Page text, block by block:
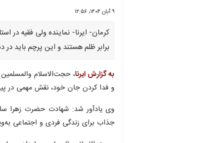
۹ آبان ۱۴۰۴، ۱۲:۵۶